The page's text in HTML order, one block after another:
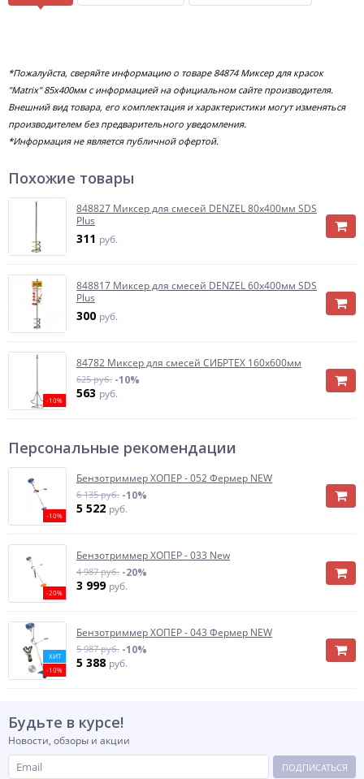
*Пожалуйста, сверяйте информацию о товаре 84874 Миксер для красок
"Matrix" 85х400мм с информацией на официальном сайте производителя.
Внешний вид товара, его комплектация и характеристики могут изменяться
производителем без предварительного уведомления.
*Информация не является публичной офертой.
Похожие товары
848827 Миксер для смесей DENZEL 80х400мм SDS
Plus
311 руб.
848817 Миксер для смесей DENZEL 60х400мм SDS
Plus
300 руб.
-10%
84782 Миксер для смесей СИБРТЕХ 160х600мм
625 руб. -10%
563 руб.
Персональные рекомендации
-10%
Бензотриммер ХОПЕР - 052 Фермер NEW
6 135 руб. -10%
5 522 руб.
-20%
Бензотриммер ХОПЕР - 033 New
4 987 руб. -20%
3 999 руб.
ХИТ
-10%
Бензотриммер ХОПЕР - 043 Фермер NEW
5 987 руб. -10%
5 388 руб.
Будьте в курсе!
Новости, обзоры и акции
ПОДПИСАТЬСЯ